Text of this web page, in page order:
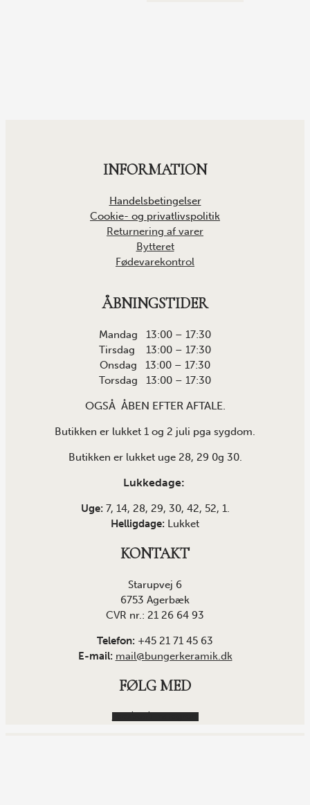
INFORMATION
Handelsbetingelser
Cookie- og privatlivspolitik
Returnering af varer
Bytteret
Fødevarekontrol
ÅBNINGSTIDER
Mandag 13:00 – 17:30
Tirsdag 13:00 – 17:30
Onsdag 13:00 – 17:30
Torsdag 13:00 – 17:30
OGSÅ ÅBEN EFTER AFTALE.
Butikken er lukket 1 og 2 juli pga sygdom.
Butikken er lukket uge 28, 29 0g 30.
Lukkedage:
Uge: 7, 14, 28, 29, 30, 42, 52, 1.
Helligdage: Lukket
KONTAKT
Starupvej 6
6753 Agerbæk
CVR nr.: 21 26 64 93
Telefon: +45 21 71 45 63
E-mail: mail@bungerkeramik.dk
FØLG MED